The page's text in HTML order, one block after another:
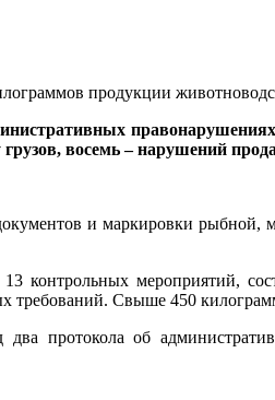
восемь – нарушений
и маркировки
13 контрольных
требований. Свыше 450
протокола об